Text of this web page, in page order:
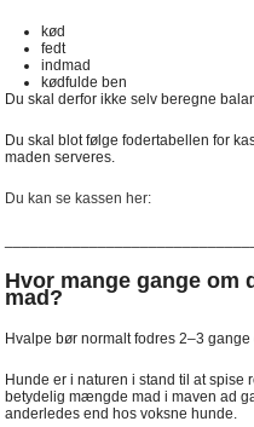
kød
fedt
indmad
kødfulde ben
Du skal derfor ikke selv beregne
Du skal blot følge fodertabellen for
maden serveres.
Du kan se kassen her:
Hvor mange gange om
mad?
Hvalpe bør normalt fodres 2–3
Hunde er i naturen i stand til at spise
betydelig mængde mad i maven ad
anderledes end hos voksne hunde.